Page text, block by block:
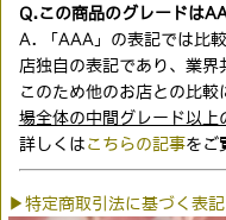
Q.この商品のグレードは
A. 「AAA」の表記では比
店独自の表記であり、業界
このため他のお店との比
場全体の中間グレード以上
詳しくは こちらの記事をご
▶特定商取引法に基づく表記